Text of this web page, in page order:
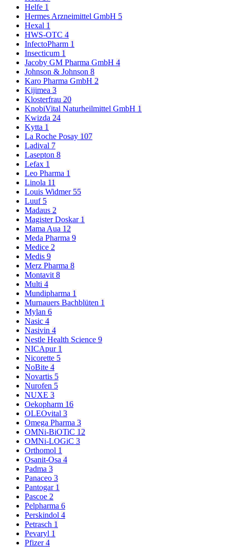
Helfe 1
Hermes Arzneimittel GmbH 5
Hexal 1
HWS-OTC 4
InfectoPharm 1
Insecticum 1
Jacoby GM Pharma GmbH 4
Johnson & Johnson 8
Karo Pharma GmbH 2
Kijimea 3
Klosterfrau 20
KnobiVital Naturheilmittel GmbH 1
Kwizda 24
Kytta 1
La Roche Posay 107
Ladival 7
Lasepton 8
Lefax 1
Leo Pharma 1
Linola 11
Louis Widmer 55
Luuf 5
Madaus 2
Magister Doskar 1
Mama Aua 12
Meda Pharma 9
Medice 2
Medis 9
Merz Pharma 8
Montavit 8
Multi 4
Mundipharma 1
Murnauers Bachblüten 1
Mylan 6
Nasic 4
Nasivin 4
Nestle Health Science 9
NICApur 1
Nicorette 5
NoBite 4
Novartis 5
Nurofen 5
NUXE 3
Oekopharm 16
OLEOvital 3
Omega Pharma 3
OMNi-BiOTiC 12
OMNi-LOGiC 3
Orthomol 1
Osanit-Osa 4
Padma 3
Panaceo 3
Pantogar 1
Pascoe 2
Pelpharma 6
Perskindol 4
Petrasch 1
Pevaryl 1
Pfizer4